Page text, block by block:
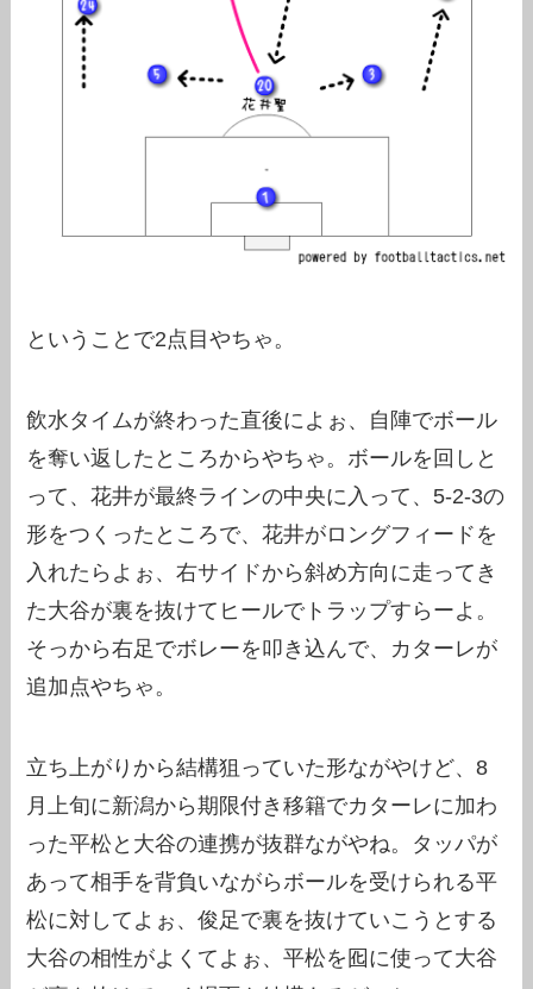
ということで2点目やちゃ。
飲水タイムが終わった直後によぉ、自陣でボール
を奪い返したところからやちゃ。ボールを回しと
って、花井が最終ラインの中央に入って、5-2-3の
形をつくったところで、花井がロングフィードを
入れたらよぉ、右サイドから斜め方向に走ってき
た大谷が裏を抜けてヒールでトラップすらーよ。
そっから右足でボレーを叩き込んで、カターレが
追加点やちゃ。
立ち上がりから結構狙っていた形ながやけど、8
月上旬に新潟から期限付き移籍でカターレに加わ
った平松と大谷の連携が抜群ながやね。タッパが
あって相手を背負いながらボールを受けられる平
松に対してよぉ、俊足で裏を抜けていこうとする
大谷の相性がよくてよぉ、平松を囮に使って大谷